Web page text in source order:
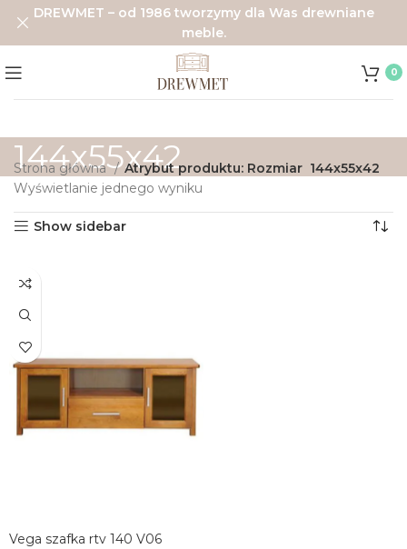
0
144x55x42
Strona główna Atrybut produktu: Rozmiar 144x55x42
Wyświetlanie jednego wyniku
Show sidebar
Vega szafka rtv 140 V06
DREWMET – od 1986 tworzymy dla Was drewniane
meble.